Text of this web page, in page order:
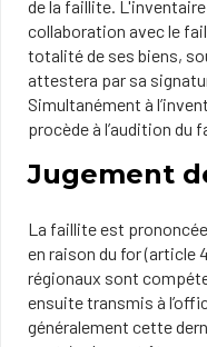
de la faillite.
collaboration avec le
totalité de ses biens,
attestera par sa
Simultanément à
procède à l’audition du
Jugement
La faillite est
en raison du for (article
régionaux sont
ensuite transmis à
généralement cette